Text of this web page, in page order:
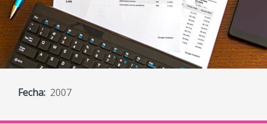
Fecha: 2007